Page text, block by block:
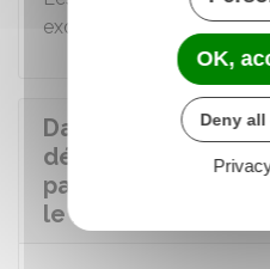
exonérées d'impôt sur le
Dans quels cas
déblocage anticipé
participation qui
le PEE ?
OK,
Deny